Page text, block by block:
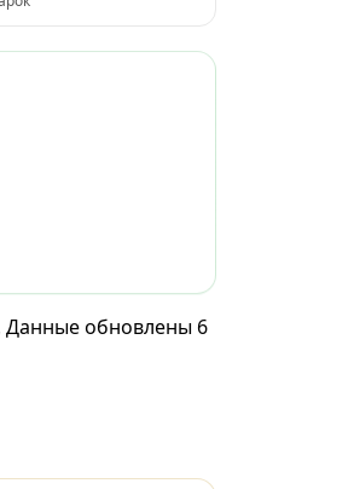
Данные обновлены 6